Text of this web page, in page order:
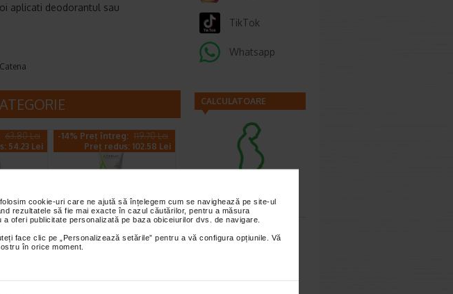
cookie-uri care ne ajută să înțelegem cum se navighează pe site-ul
rezultatele să fie mai exacte în cazul căutărilor, pentru a măsura
oferi publicitate personalizată pe baza obiceiurilor dvs. de navigare.
face clic pe „Personalizează setările” pentru a vă configura opțiunile. Vă
în orice moment.
aplicati deodorantul sau
63.80 Lei
54.23 Lei
-14% Preț întreg: 119.70 Lei
Preț redus: 102.58 Lei
Aderma Exomega
Control Crema
TikTok
Whatsapp
CALCULATOARE
sarcina